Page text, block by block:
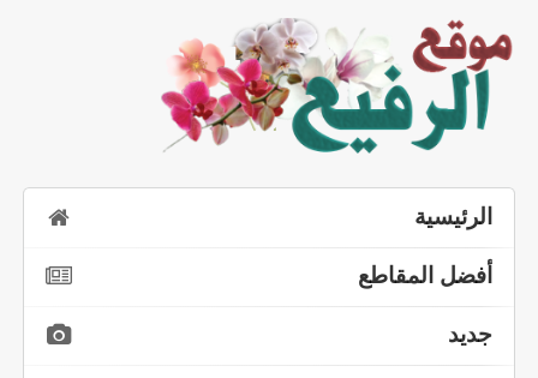
الرئيسية
أفضل المقاطع
جديد